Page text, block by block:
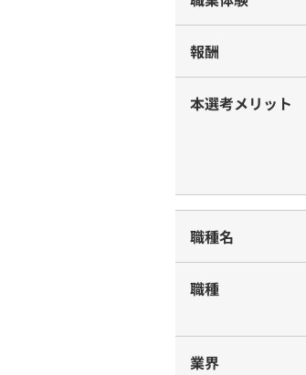
報酬
本選考メリット
職種名
職種
業界